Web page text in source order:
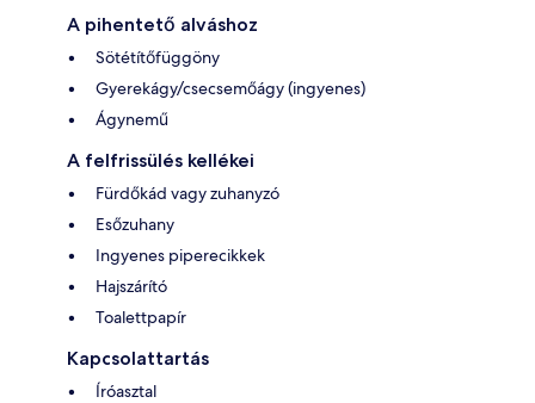
A pihentető alváshoz
Sötétítőfüggöny
Gyerekágy/csecsemőágy (ingyenes)
Ágynemű
A felfrissülés kellékei
Fürdőkád vagy zuhanyzó
Esőzuhany
Ingyenes piperecikkek
Hajszárító
Toalettpapír
Kapcsolattartás
Íróasztal